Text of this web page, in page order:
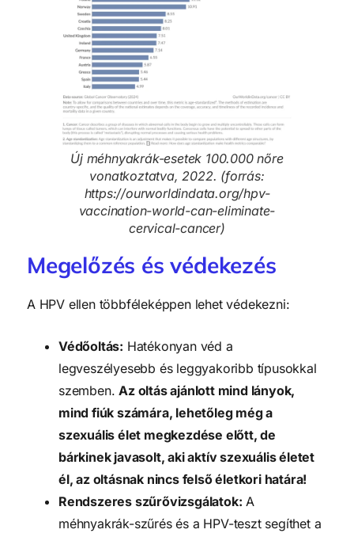
Új méhnyakrák-esetek 100.000 nőre
vonatkoztatva, 2022. (forrás:
https://ourworldindata.org/hpv-
vaccination-world-can-eliminate-
cervical-cancer)
Megelőzés és védekezés
A HPV ellen többféleképpen lehet védekezni:
Védőoltás: Hatékonyan véd a
legveszélyesebb és leggyakoribb típusokkal
szemben.Az oltás ajánlott mind lányok,
mind fiúk számára, lehetőleg még a
szexuális élet megkezdése előtt, de
bárkinek javasolt, aki aktív szexuális életet
él, az oltásnak nincs felső életkori határa!
Rendszeres szűrővizsgálatok: A
méhnyakrák-szűrés és a HPV-teszt segíthet a